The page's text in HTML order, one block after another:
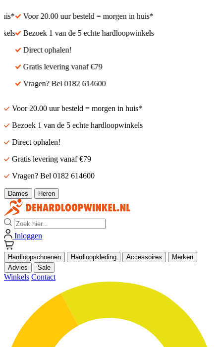
Voor 20.00 uur besteld = morgen in huis*
Bezoek 1 van de 5 echte hardloopwinkels
Direct ophalen!
Gratis levering vanaf €79
Vragen? Bel 0182 614600
Voor 20.00 uur besteld = morgen in huis*
Bezoek 1 van de 5 echte hardloopwinkels
Direct ophalen!
Gratis levering vanaf €79
Vragen? Bel 0182 614600
Dames Heren
Zoek
Inloggen
Hardloopschoenen Hardloopkleding Accessoires
Merken
Advies
Sale
Winkels Contact